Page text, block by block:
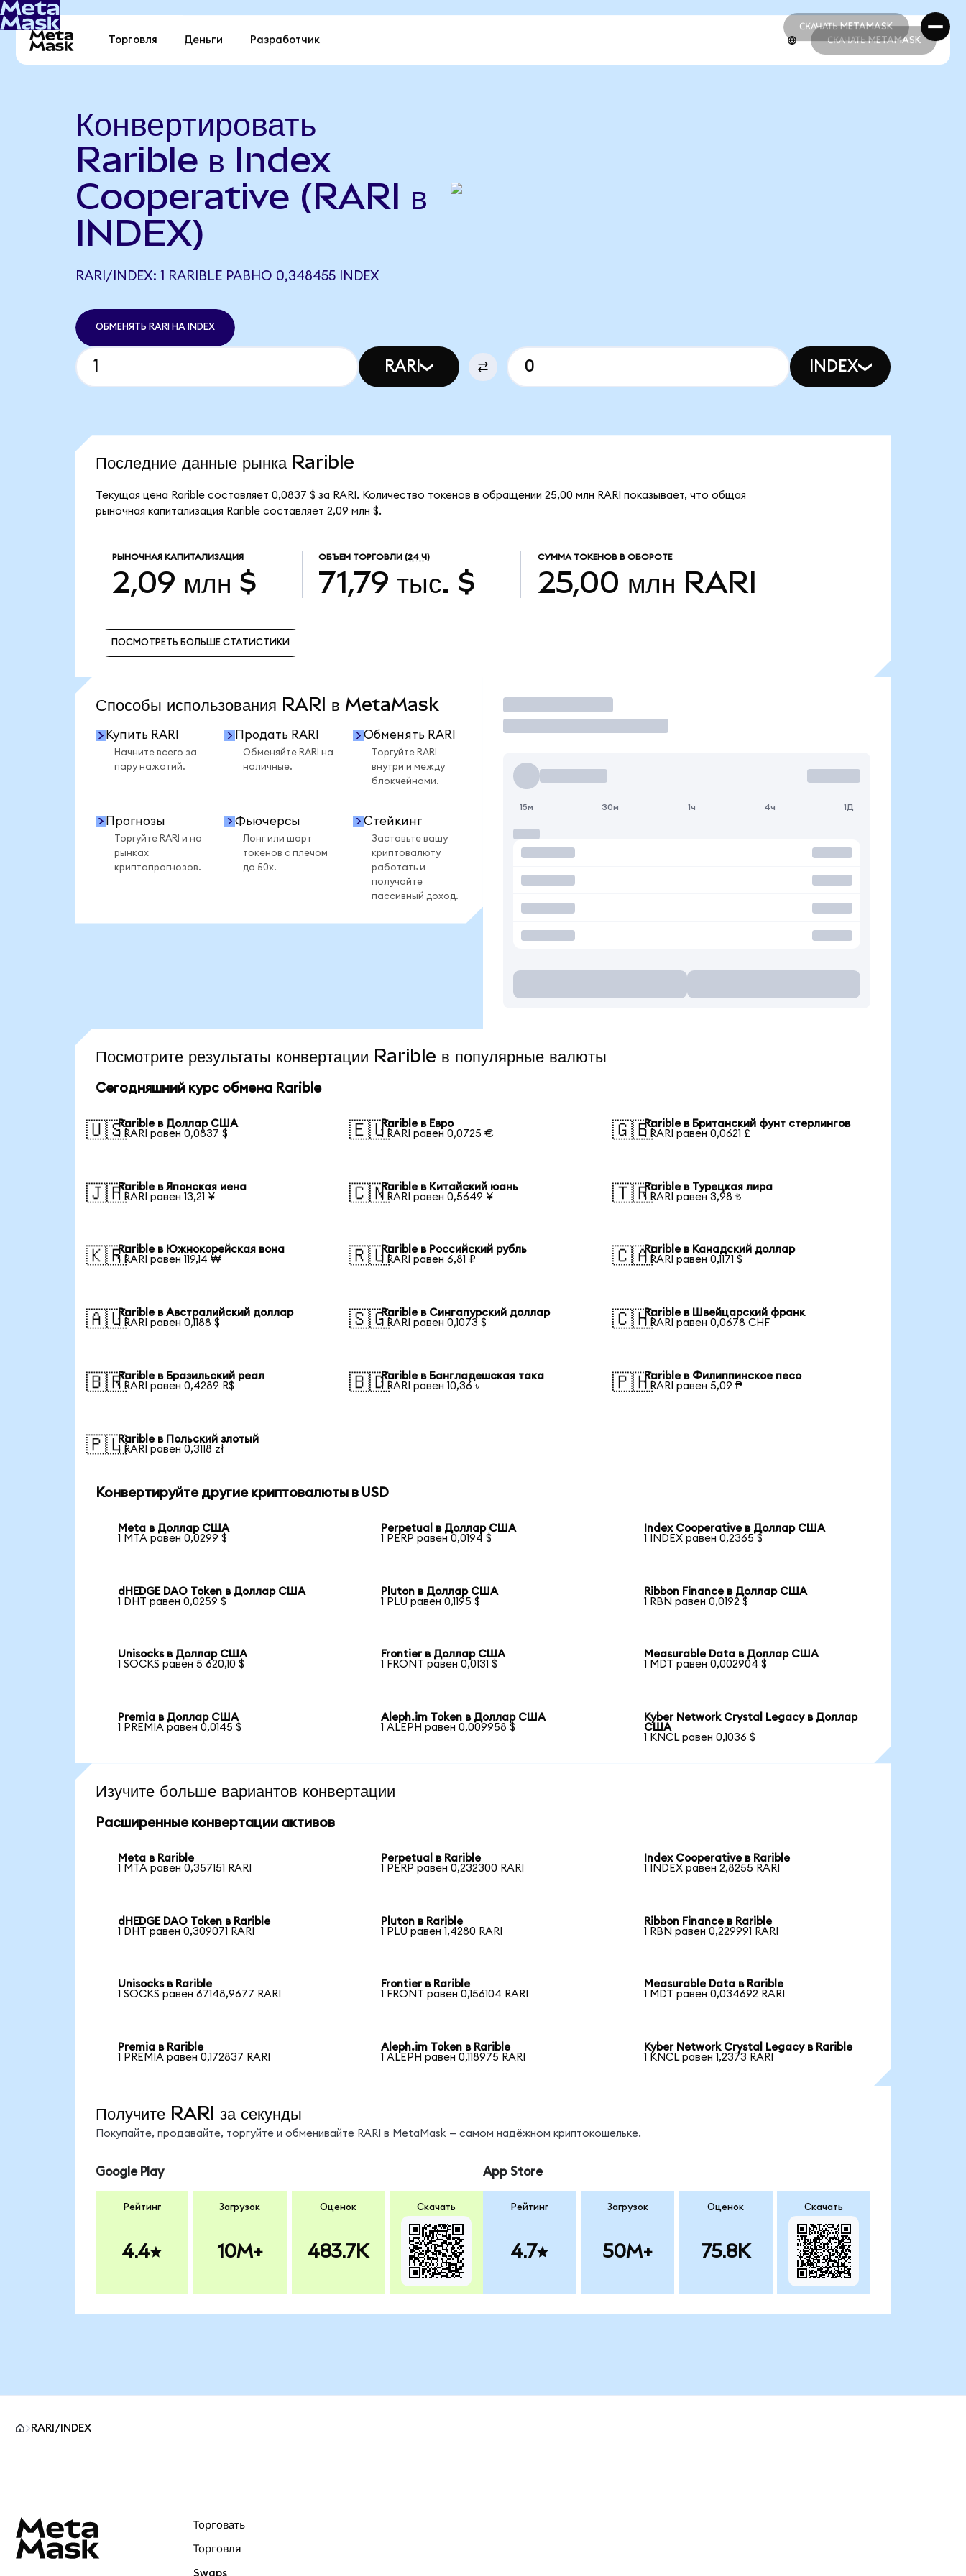
СКАЧАТЬ METAMASK
СКАЧАТЬ METAMASK
Торговля Деньги Разработчик СКАЧАТЬ METAMASK
Конвертировать
Rarible в Index
Cooperative (RARI в
INDEX)
RARI/INDEX: 1 RARIBLE РАВНО 0,348455 INDEX
ОБМЕНЯТЬ RARI НА INDEX
RARI INDEX
Последние данные рынка Rarible
Текущая цена Rarible составляет 0,0837 $ за RARI. Количество токенов в обращении 25,00 млн RARI показывает, что общая
рыночная капитализация Rarible составляет 2,09 млн $.
РЫНОЧНАЯ КАПИТАЛИЗАЦИЯ
2,09 млн $
ОБЪЕМ ТОРГОВЛИ (24 Ч)
71,79 тыс. $
СУММА ТОКЕНОВ В ОБОРОТЕ
25,00 млн RARI
ПОСМОТРЕТЬ БОЛЬШЕ СТАТИСТИКИ
Способы использования RARI в MetaMask
Купить RARI
Начните всего за
пару нажатий.
Продать RARI
Обменяйте RARI на
наличные.
Обменять RARI
Торгуйте RARI
внутри и между
блокчейнами.
Прогнозы
Торгуйте RARI и на
рынках
криптопрогнозов.
Фьючерсы
Лонг или шорт
токенов с плечом
до 50x.
Стейкинг
Заставьте вашу
криптовалюту
работать и
получайте
пассивный доход.
Торговать
15м 30м 1ч 4ч 1Д
Посмотрите результаты конвертации Rarible в популярные валюты
Сегодняшний курс обмена Rarible
🇺🇸Rarible в Доллар США
1 RARI равен 0,0837 $
🇪🇺Rarible в Евро
1 RARI равен 0,0725 €
🇬🇧Rarible в Британский фунт стерлингов
1 RARI равен 0,0621 £
🇯🇵Rarible в Японская иена
1 RARI равен 13,21 ¥
🇨🇳Rarible в Китайский юань
1 RARI равен 0,5649 ¥
🇹🇷Rarible в Турецкая лира
1 RARI равен 3,98 ₺
🇰🇷Rarible в Южнокорейская вона
1 RARI равен 119,14 ₩
🇷🇺Rarible в Российский рубль
1 RARI равен 6,81 ₽
🇨🇦Rarible в Канадский доллар
1 RARI равен 0,1171 $
🇦🇺Rarible в Австралийский доллар
1 RARI равен 0,1188 $
🇸🇬Rarible в Сингапурский доллар
1 RARI равен 0,1073 $
🇨🇭Rarible в Швейцарский франк
1 RARI равен 0,0678 CHF
🇧🇷Rarible в Бразильский реал
1 RARI равен 0,4289 R$
🇧🇩Rarible в Бангладешская така
1 RARI равен 10,36 ৳
🇵🇭Rarible в Филиппинское песо
1 RARI равен 5,09 ₱
🇵🇱Rarible в Польский злотый
1 RARI равен 0,3118 zł
Конвертируйте другие криптовалюты в USD
Meta в Доллар США
1 MTA равен 0,0299 $
Perpetual в Доллар США
1 PERP равен 0,0194 $
Index Cooperative в Доллар США
1 INDEX равен 0,2365 $
dHEDGE DAO Token в Доллар США
1 DHT равен 0,0259 $
Pluton в Доллар США
1 PLU равен 0,1195 $
Ribbon Finance в Доллар США
1 RBN равен 0,0192 $
Unisocks в Доллар США
1 SOCKS равен 5 620,10 $
Frontier в Доллар США
1 FRONT равен 0,0131 $
Measurable Data в Доллар США
1 MDT равен 0,002904 $
Premia в Доллар США
1 PREMIA равен 0,0145 $
Aleph.im Token в Доллар США
1 ALEPH равен 0,009958 $
Kyber Network Crystal Legacy в Доллар
США
1 KNCL равен 0,1036 $
Изучите больше вариантов конвертации
Расширенные конвертации активов
Meta в Rarible
1 MTA равен 0,357151 RARI
Perpetual в Rarible
1 PERP равен 0,232300 RARI
Index Cooperative в Rarible
1 INDEX равен 2,8255 RARI
dHEDGE DAO Token в Rarible
1 DHT равен 0,309071 RARI
Pluton в Rarible
1 PLU равен 1,4280 RARI
Ribbon Finance в Rarible
1 RBN равен 0,229991 RARI
Unisocks в Rarible
1 SOCKS равен 67148,9677 RARI
Frontier в Rarible
1 FRONT равен 0,156104 RARI
Measurable Data в Rarible
1 MDT равен 0,034692 RARI
Premia в Rarible
1 PREMIA равен 0,172837 RARI
Aleph.im Token в Rarible
1 ALEPH равен 0,118975 RARI
Kyber Network Crystal Legacy в Rarible
1 KNCL равен 1,2373 RARI
Получите RARI за секунды
Покупайте, продавайте, торгуйте и обменивайте RARI в MetaMask — самом надёжном криптокошельке.
Google Play
Рейтинг
4.4
Загрузок
10M+
Оценок
483.7K
Скачать
App Store
Рейтинг
4.7
Загрузок
50M+
Оценок
75.8K
Скачать
RARI/INDEX
Торговать
Торговля
Swaps